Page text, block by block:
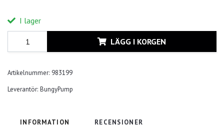
I lager
LÄGG I KORGEN
Artikelnummer: 983199
Leverantör: BungyPump
INFORMATION RECENSIONER